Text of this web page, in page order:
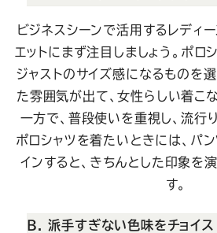
ビジネスシーンで活用するレディ
エットにまず注目しましょう。ポロ
ジャストのサイズ感になるものを
た雰囲気が出て、女性らしい着こ
一方で、普段使いを重視し、流行
ポロシャツを着たいときには、パ
インすると、きちんとした印象を
す。
B. 派手すぎない色味をチョイス